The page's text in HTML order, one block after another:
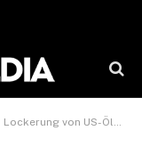
Lockerung von US-Öl-Sanktionen gegen Russland ausgelaufen